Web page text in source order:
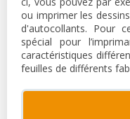
ou imprimer les
d'autocollants. Pour
spécial pour
caractéristiques
feuilles de différents